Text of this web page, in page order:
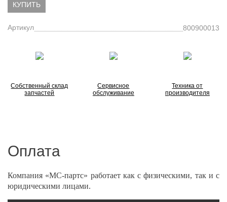
КУПИТЬ
Артикул 800900013
Собственный склад
запчастей
Сервисное
обслуживание
Техника от
производителя
Оплата
Компания «МС-партс» работает как с физическими, так и с
юридическими лицами.